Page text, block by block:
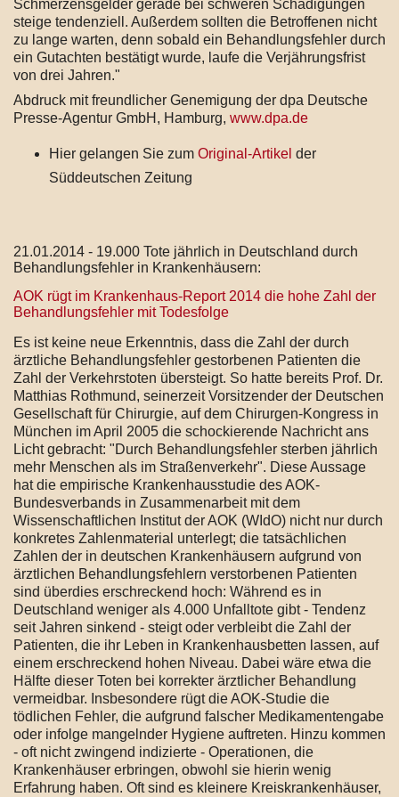
Schmerzensgelder gerade bei schweren Schädigungen
steige tendenziell. Außerdem sollten die Betroffenen nicht
zu lange warten, denn sobald ein Behandlungsfehler durch
ein Gutachten bestätigt wurde, laufe die Verjährungsfrist
von drei Jahren."
Abdruck mit freundlicher Genemigung der dpa Deutsche
Presse-Agentur GmbH, Hamburg, www.dpa.de
Hier gelangen Sie zum Original-Artikel der
Süddeutschen Zeitung
21.01.2014 - 19.000 Tote jährlich in Deutschland durch
Behandlungsfehler in Krankenhäusern:
AOK rügt im Krankenhaus-Report 2014 die hohe Zahl der
Behandlungsfehler mit Todesfolge
Es ist keine neue Erkenntnis, dass die Zahl der durch
ärztliche Behandlungsfehler gestorbenen Patienten die
Zahl der Verkehrstoten übersteigt. So hatte bereits Prof. Dr.
Matthias Rothmund, seinerzeit Vorsitzender der Deutschen
Gesellschaft für Chirurgie, auf dem Chirurgen-Kongress in
München im April 2005 die schockierende Nachricht ans
Licht gebracht: "Durch Behandlungsfehler sterben jährlich
mehr Menschen als im Straßenverkehr". Diese Aussage
hat die empirische Krankenhausstudie des AOK-
Bundesverbands in Zusammenarbeit mit dem
Wissenschaftlichen Institut der AOK (WIdO) nicht nur durch
konkretes Zahlenmaterial unterlegt; die tatsächlichen
Zahlen der in deutschen Krankenhäusern aufgrund von
ärztlichen Behandlungsfehlern verstorbenen Patienten
sind überdies erschreckend hoch: Während es in
Deutschland weniger als 4.000 Unfalltote gibt - Tendenz
seit Jahren sinkend - steigt oder verbleibt die Zahl der
Patienten, die ihr Leben in Krankenhausbetten lassen, auf
einem erschreckend hohen Niveau. Dabei wäre etwa die
Hälfte dieser Toten bei korrekter ärztlicher Behandlung
vermeidbar. Insbesondere rügt die AOK-Studie die
tödlichen Fehler, die aufgrund falscher Medikamentengabe
oder infolge mangelnder Hygiene auftreten. Hinzu kommen
- oft nicht zwingend indizierte - Operationen, die
Krankenhäuser erbringen, obwohl sie hierin wenig
Erfahrung haben. Oft sind es kleinere Kreiskrankenhäuser,